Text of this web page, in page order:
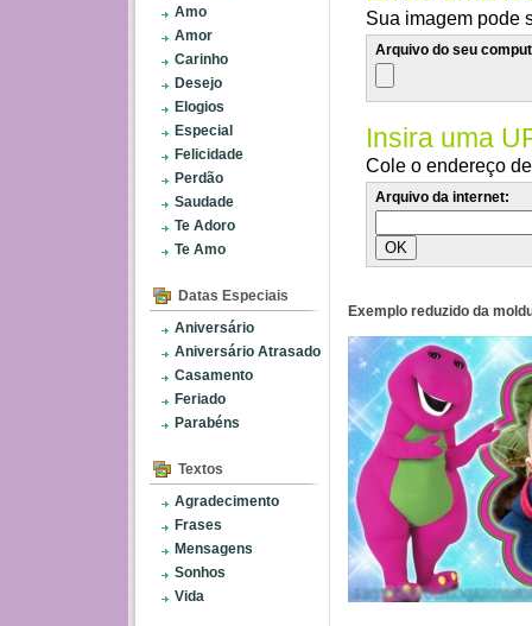
Amo
Amor
Carinho
Desejo
Elogios
Especial
Felicidade
Perdão
Saudade
Te Adoro
Te Amo
Datas Especiais
Aniversário
Aniversário Atrasado
Casamento
Feriado
Parabéns
Textos
Agradecimento
Frases
Mensagens
Sonhos
Vida
Sua imagem pode
Arquivo do seu
Insira uma
Cole o endereço
Arquivo da internet:
Exemplo reduzido da